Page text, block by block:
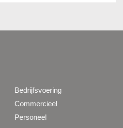
Bedrijfsvoering
Commercieel
Personeel